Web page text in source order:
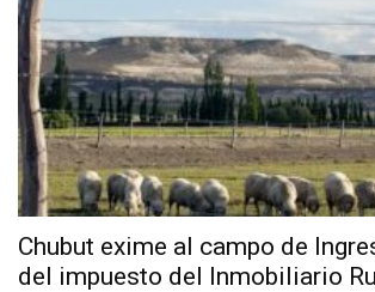
Chubut exime al campo de
del impuesto del Inmobiliario